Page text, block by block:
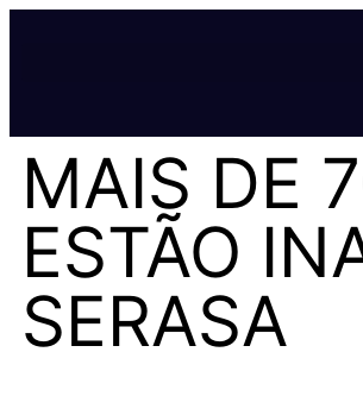
MAIS DE
ESTÃO
SERASA